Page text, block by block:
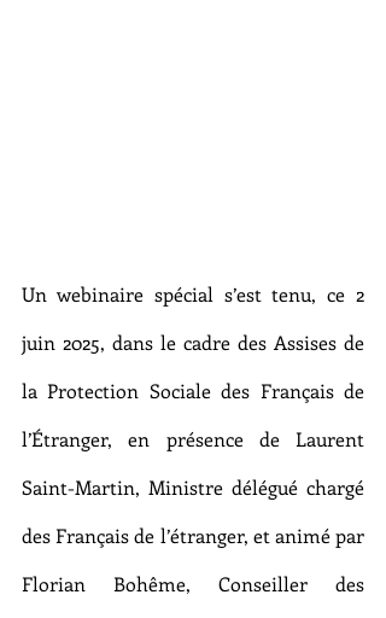
Un webinaire spécial s’est tenu, ce 2
juin 2025, dans le cadre des Assises de
la Protection Sociale des Français de
l’Étranger, en présence de Laurent
Saint-Martin, Ministre délégué chargé
des Français de l’étranger, et animé par
Florian Bohême, Conseiller des